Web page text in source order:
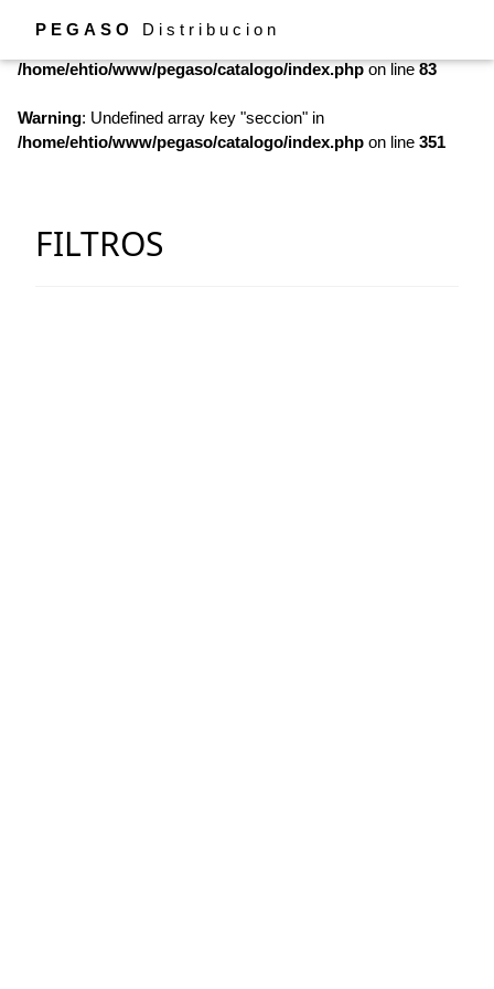
PEGASO
Distribucion
/home/ehtio/www/pegaso/catalogo/index.phpon line83
Warning: Undefined array key "seccion" in
/home/ehtio/www/pegaso/catalogo/index.php on line 351
FILTROS